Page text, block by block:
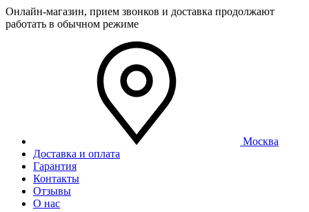
Онлайн-магазин, прием звонков и доставка продолжают
работать в обычном режиме
Москва
Доставка и оплата
Гарантия
Контакты
Отзывы
О нас